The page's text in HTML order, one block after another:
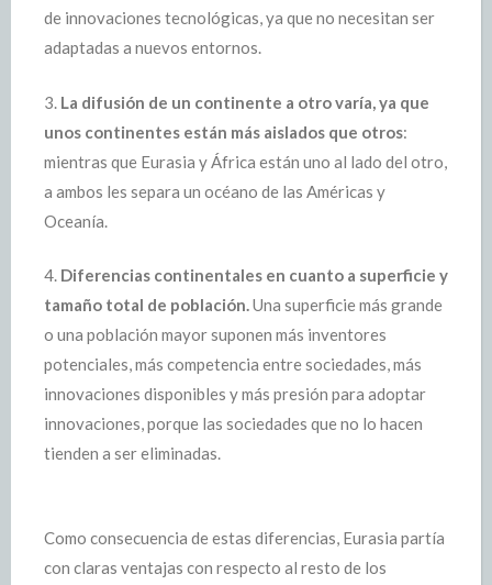
de innovaciones tecnológicas, ya que no necesitan ser
adaptadas a nuevos entornos.
3. La difusión de un continente a otro varía, ya que
unos continentes están más aislados que otros:
mientras que Eurasia y África están uno al lado del otro,
a ambos les separa un océano de las Américas y
Oceanía.
4. Diferencias continentales en cuanto a superficie y
tamaño total de población.Una superficie más grande
o una población mayor suponen más inventores
potenciales, más competencia entre sociedades, más
innovaciones disponibles y más presión para adoptar
innovaciones, porque las sociedades que no lo hacen
tienden a ser eliminadas.
Como consecuencia de estas diferencias, Eurasia partía
con claras ventajas con respecto al resto de los